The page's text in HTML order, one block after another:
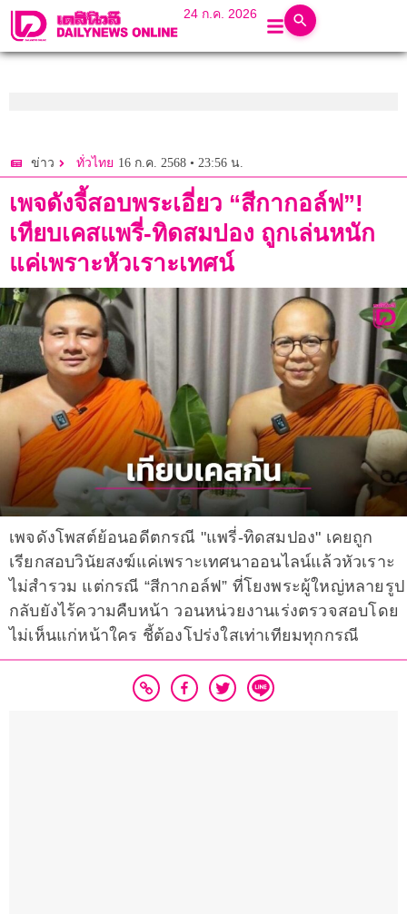
24 ก.ค. 2026
ข่าว ทั่วไทย 16 ก.ค. 2568 • 23:56 น.
เพจดังจี้สอบพระเอี่ยว “สีกากอล์ฟ”!
เทียบเคสแพรี่-ทิดสมปอง ถูกเล่นหนัก
แค่เพราะหัวเราะเทศน์
เพจดังโพสต์ย้อนอดีตกรณี "แพรี่-ทิดสมปอง" เคยถูก
เรียกสอบวินัยสงฆ์แค่เพราะเทศนาออนไลน์แล้วหัวเราะ
ไม่สำรวม แต่กรณี “สีกากอล์ฟ” ที่โยงพระผู้ใหญ่หลายรูป
กลับยังไร้ความคืบหน้า วอนหน่วยงานเร่งตรวจสอบโดย
ไม่เห็นแก่หน้าใคร ชี้ต้องโปร่งใสเท่าเทียมทุกกรณี